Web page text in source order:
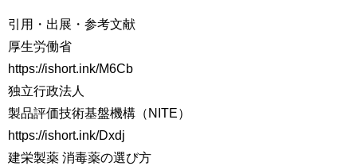
引用・出展・参考文献
厚生労働省
https://ishort.ink/M6Cb
独立行政法人
製品評価技術基盤機構（NITE）
https://ishort.ink/Dxdj
建栄製薬 消毒薬の選び方